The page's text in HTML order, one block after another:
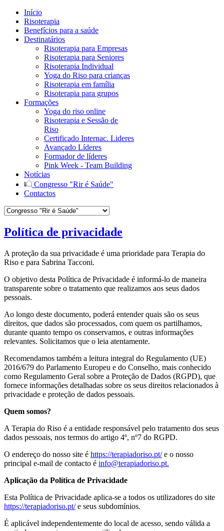
Início
Risoterapia
Benefícios para a saúde
Destinatários
Risoterapia para Empresas
Risoterapia para Seniores
Risoterapia Individual
Yoga do Riso para crianças
Risoterapia em família
Risoterapia para grupos
Formações
Yoga do riso online
Risoterapia e Sessão de
Riso
Certificado Internac. Lideres
Avançado Líderes
Formador de líderes
Pink Week - Team Building
Notícias
Congresso "Rir é Saúde"
Contactos
Política de privacidade
A proteção da sua privacidade é uma prioridade para Terapia do
Riso e para Sabrina Tacconi.
O objetivo desta Política de Privacidade é informá-lo de maneira
transparente sobre o tratamento que realizamos aos seus dados
pessoais.
Ao longo deste documento, poderá entender quais são os seus
direitos, que dados são processados, com quem os partilhamos,
durante quanto tempo os conservamos, e outras informações
relevantes. Solicitamos que o leia atentamente.
Recomendamos também a leitura integral do Regulamento (UE)
2016/679 do Parlamento Europeu e do Conselho, mais conhecido
como Regulamento Geral sobre a Proteção de Dados (RGPD), que
fornece informações detalhadas sobre os seus direitos relacionados à
privacidade e proteção de dados pessoais.
Quem somos?
A Terapia do Riso é a entidade responsável pelo tratamento dos seus
dados pessoais, nos termos do artigo 4º, nº7 do RGPD.
O endereço do nosso site é https://terapiadoriso.pt/e o nosso
principal e-mail de contacto é info@terapiadoriso.pt.
Aplicação da Política de Privacidade
Esta Política de Privacidade aplica-se a todos os utilizadores do site
https://terapiadoriso.pt/e seus subdomínios.
É aplicável independentemente do local de acesso, sendo válida a